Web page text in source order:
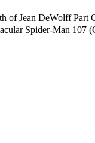
of Jean DeWolff Part
Spider-Man 107